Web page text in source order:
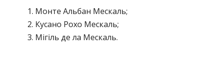
Монте Альбан Мескаль;
Кусано Рохо Мескаль;
Мігіль де ла Мескаль.